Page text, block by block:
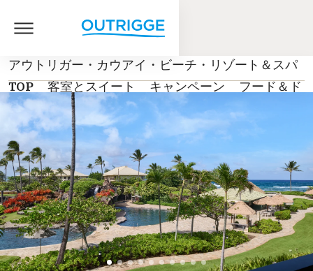
アウトリガー・カウアイ・ビーチ・リゾート＆スパ
TOP
客室とスイート キャンペーン フード＆ド